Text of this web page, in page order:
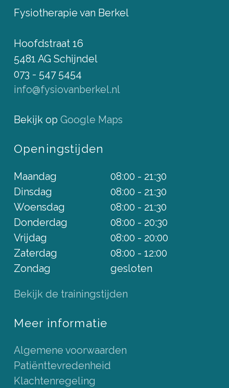
Fysiotherapie van Berkel
Hoofdstraat 16
5481 AG Schijndel
073 - 547 5454
info@fysiovanberkel.nl
Bekijk op Google Maps
Openingstijden
Maandag
08:00 - 21:30
Dinsdag
08:00 - 21:30
Woensdag
08:00 - 21:30
Donderdag
08:00 - 20:30
Vrijdag
08:00 - 20:00
Zaterdag
08:00 - 12:00
Zondag
gesloten
Bekijk de trainingstijden
Meer informatie
Algemene voorwaarden
Patiënttevredenheid
Klachtenregeling